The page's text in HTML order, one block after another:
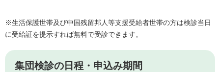
※生活保護世帯及び中国残留邦人等支援受給者世帯の方は検診当日
に受給証を提示すれば無料で受診できます。
集団検診の日程・申込み期間